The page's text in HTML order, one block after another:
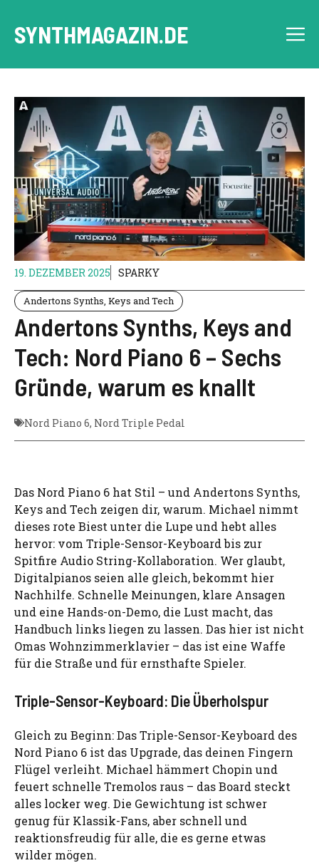
Inhalt
springen
SYNTHMAGAZIN.DE
19. DEZEMBER 2025 SPARKY
Andertons Synths, Keys and Tech
Andertons Synths, Keys and
Tech: Nord Piano 6 – Sechs
Gründe, warum es knallt
Nord Piano 6, Nord Triple Pedal
Das Nord Piano 6 hat Stil – und Andertons Synths,
Keys and Tech zeigen dir, warum. Michael nimmt
dieses rote Biest unter die Lupe und hebt alles
hervor: vom Triple-Sensor-Keyboard bis zur
Spitfire Audio String-Kollaboration. Wer glaubt,
Digitalpianos seien alle gleich, bekommt hier
Nachhilfe. Schnelle Meinungen, klare Ansagen
und eine Hands-on-Demo, die Lust macht, das
Handbuch links liegen zu lassen. Das hier ist nicht
Omas Wohnzimmerklavier – das ist eine Waffe
für die Straße und für ernsthafte Spieler.
Triple-Sensor-Keyboard: Die Überholspur
Gleich zu Beginn: Das Triple-Sensor-Keyboard des
Nord Piano 6 ist das Upgrade, das deinen Fingern
Flügel verleiht. Michael hämmert Chopin und
feuert schnelle Tremolos raus – das Board steckt
alles locker weg. Die Gewichtung ist schwer
genug für Klassik-Fans, aber schnell und
reaktionsfreudig für alle, die es gerne etwas
wilder mögen.